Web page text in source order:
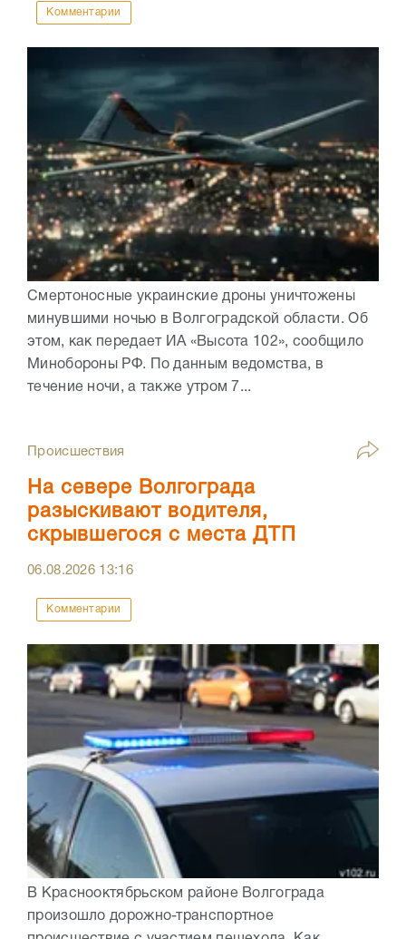
Комментарии
Смертоносные украинские дроны уничтожены
минувшими ночью в Волгоградской области. Об
этом, как передает ИА «Высота 102», сообщило
Минобороны РФ. По данным ведомства, в
течение ночи, а также утром 7...
Происшествия
На севере Волгограда
разыскивают водителя,
скрывшегося с места ДТП
06.08.2026 13:16
Комментарии
В Краснооктябрьском районе Волгограда
произошло дорожно-транспортное